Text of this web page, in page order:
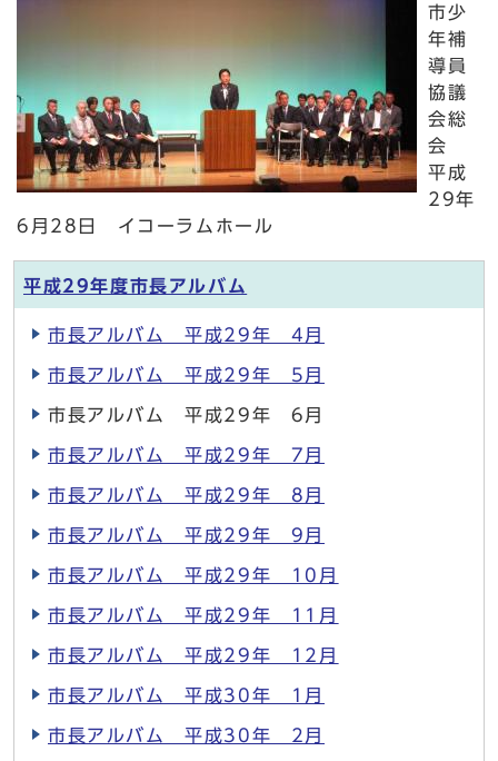
市少
年補
導員
協議
会総
会
平成
29年
6月28日 イコーラムホール
平成29年度市長アルバム
市長アルバム 平成29年 4月
市長アルバム 平成29年 5月
市長アルバム 平成29年 6月
市長アルバム 平成29年 7月
市長アルバム 平成29年 8月
市長アルバム 平成29年 9月
市長アルバム 平成29年 10月
市長アルバム 平成29年 11月
市長アルバム 平成29年 12月
市長アルバム 平成30年 1月
市長アルバム 平成30年 2月